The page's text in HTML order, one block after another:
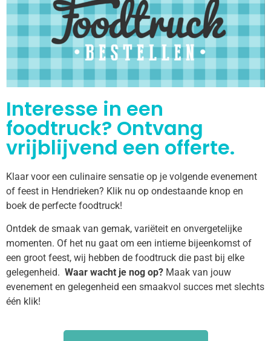
Interesse in een
foodtruck? Ontvang
vrijblijvend een offerte.
Klaar voor een culinaire sensatie op je volgende evenement
of feest in Hendrieken? Klik nu op ondestaande knop en
boek de perfecte foodtruck!
Ontdek de smaak van gemak, variëteit en onvergetelijke
momenten. Of het nu gaat om een intieme bijeenkomst of
een groot feest, wij hebben de foodtruck die past bij elke
gelegenheid. Waar wacht je nog op? Maak van jouw
evenement en gelegenheid een smaakvol succes met slechts
één klik!